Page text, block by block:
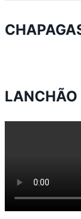
LANCHÃO